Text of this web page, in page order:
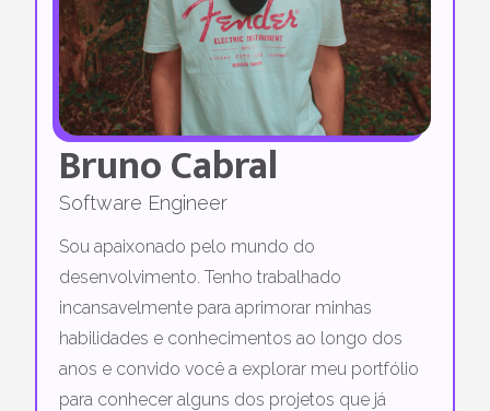
Bruno Cabral
Software Engineer
Sou apaixonado pelo mundo do
desenvolvimento. Tenho trabalhado
incansavelmente para aprimorar minhas
habilidades e conhecimentos ao longo dos
anos e convido você a explorar meu portfólio
para conhecer alguns dos projetos que já